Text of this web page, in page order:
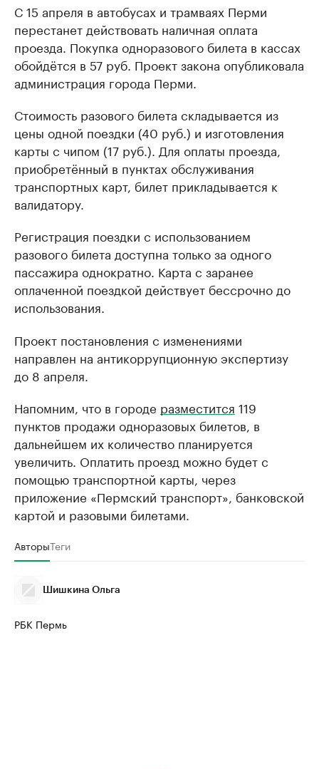
С 15 апреля в автобусах и трамваях Перми
перестанет действовать наличная оплата
проезда. Покупка одноразового билета в кассах
обойдётся в 57 руб. Проект закона опубликовала
администрация города Перми.
Стоимость разового билета складывается из
цены одной поездки (40 руб.) и изготовления
карты с чипом (17 руб.). Для оплаты проезда,
приобретённый в пунктах обслуживания
транспортных карт, билет прикладывается к
валидатору.
Регистрация поездки с использованием
разового билета доступна только за одного
пассажира однократно. Карта с заранее
оплаченной поездкой действует бессрочно до
использования.
Проект постановления с изменениями
направлен на антикоррупционную экспертизу
до 8 апреля.
Напомним, что в городе разместится 119
пунктов продажи одноразовых билетов, в
дальнейшем их количество планируется
увеличить. Оплатить проезд можно будет с
помощью транспортной карты, через
приложение «Пермский транспорт», банковской
картой и разовыми билетами.
АвторыТеги
Шишкина Ольга
РБК Пермь